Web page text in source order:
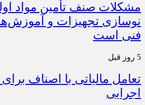
مشکلات صنف تأمین مواد
نوسازی تجهیزات و
فنی است
5 روز قبل
تعامل مالیاتی با اصناف
اجرایی